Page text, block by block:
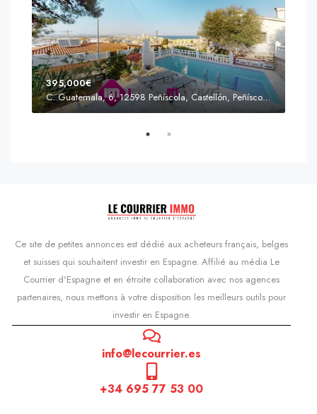
395,000€
C. Guatemala, 6, 12598 Peñíscola, Castellón, Peñíscola, Communauté valencienne
Ce site de petites annonces est dédié aux acheteurs français, belges
et suisses qui souhaitent investir en Espagne. Affilié au média Le
Courrier d'Espagne et en étroite collaboration avec nos agences
partenaires, nous mettons à votre disposition les meilleurs outils pour
investir en Espagne.
info@lecourrier.es
+34 695 77 53 00